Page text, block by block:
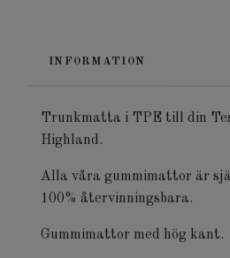
INFORMATION
Trunkmatta i TPE till din
Highland.
Alla våra gummimattor är
100% återvinningsbara.
Gummimattor med hög kant.